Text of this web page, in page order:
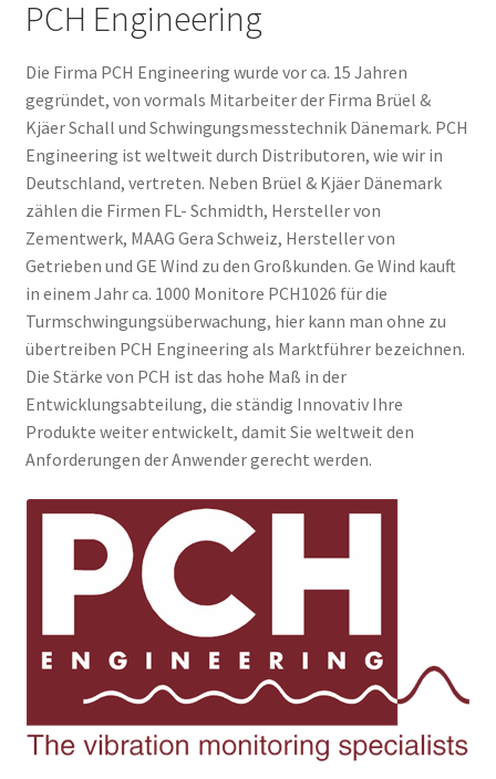
PCH Engineering
Die Firma PCH Engineering wurde vor ca. 15 Jahren
gegründet, von vormals Mitarbeiter der Firma Brüel &
Kjäer Schall und Schwingungsmesstechnik Dänemark. PCH
Engineering ist weltweit durch Distributoren, wie wir in
Deutschland, vertreten. Neben Brüel & Kjäer Dänemark
zählen die Firmen FL- Schmidth, Hersteller von
Zementwerk, MAAG Gera Schweiz, Hersteller von
Getrieben und GE Wind zu den Großkunden. Ge Wind kauft
in einem Jahr ca. 1000 Monitore PCH1026 für die
Turmschwingungsüberwachung, hier kann man ohne zu
übertreiben PCH Engineering als Marktführer bezeichnen.
Die Stärke von PCH ist das hohe Maß in der
Entwicklungsabteilung, die ständig Innovativ Ihre
Produkte weiter entwickelt, damit Sie weltweit den
Anforderungen der Anwender gerecht werden.